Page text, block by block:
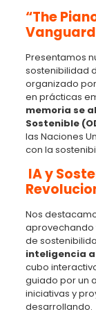
“The
Presentamos
sostenibilidad
organizado
en prácticas
memoria se
Sostenible
las Naciones
con la
IA y
Nos
aprovechando
de
inteligencia
cubo
guiado por un
iniciativas y
desarrollando.